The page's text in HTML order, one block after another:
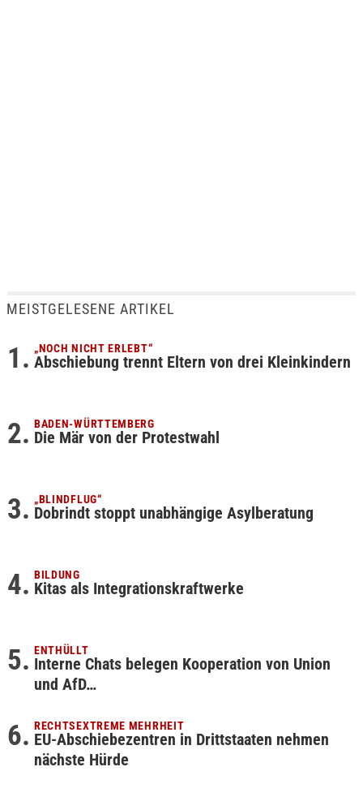
MEISTGELESENE ARTIKEL
„NOCH NICHT ERLEBT“
Abschiebung trennt Eltern von drei Kleinkindern
BADEN-WÜRTTEMBERG
Die Mär von der Protestwahl
„BLINDFLUG“
Dobrindt stoppt unabhängige Asylberatung
BILDUNG
Kitas als Integrationskraftwerke
ENTHÜLLT
Interne Chats belegen Kooperation von Union
und AfD…
RECHTSEXTREME MEHRHEIT
EU-Abschiebezentren in Drittstaaten nehmen
nächste Hürde